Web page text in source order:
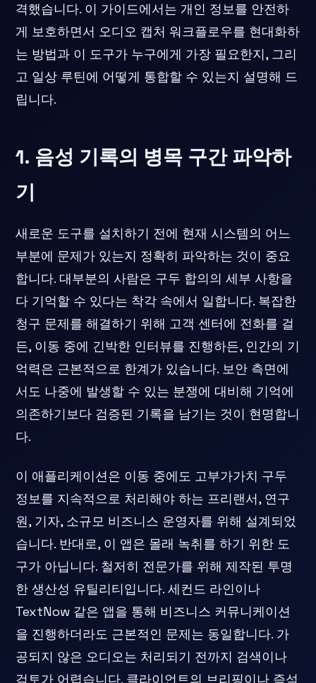
격했습니다. 이 가이드에서는 개인 정보를 안전하
게 보호하면서 오디오 캡처 워크플로우를 현대화하
는 방법과 이 도구가 누구에게 가장 필요한지, 그리
고 일상 루틴에 어떻게 통합할 수 있는지 설명해 드
립니다.
1. 음성 기록의 병목 구간 파악하
기
새로운 도구를 설치하기 전에 현재 시스템의 어느
부분에 문제가 있는지 정확히 파악하는 것이 중요
합니다. 대부분의 사람은 구두 합의의 세부 사항을
다 기억할 수 있다는 착각 속에서 일합니다. 복잡한
청구 문제를 해결하기 위해 고객 센터에 전화를 걸
든, 이동 중에 긴박한 인터뷰를 진행하든, 인간의 기
억력은 근본적으로 한계가 있습니다. 보안 측면에
서도 나중에 발생할 수 있는 분쟁에 대비해 기억에
의존하기보다 검증된 기록을 남기는 것이 현명합니
다.
이 애플리케이션은 이동 중에도 고부가가치 구두
정보를 지속적으로 처리해야 하는 프리랜서, 연구
원, 기자, 소규모 비즈니스 운영자를 위해 설계되었
습니다. 반대로, 이 앱은 몰래 녹취를 하기 위한 도
구가 아닙니다. 철저히 전문가를 위해 제작된 투명
한 생산성 유틸리티입니다. 세컨드 라인이나
TextNow 같은 앱을 통해 비즈니스 커뮤니케이션
을 진행하더라도 근본적인 문제는 동일합니다. 가
공되지 않은 오디오는 처리되기 전까지 검색이나
검토가 어렵습니다. 클라이언트의 브리핑이나 즉석